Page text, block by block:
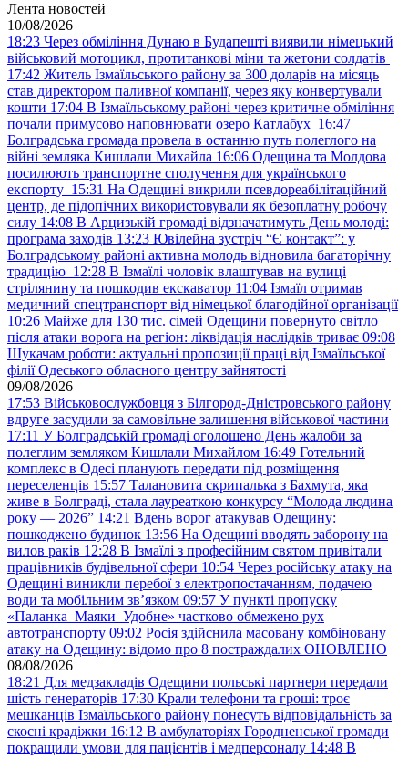
Лента новостей
10/08/2026
18:23 Через обміління Дунаю в Будапешті виявили німецький
військовий мотоцикл, протитанкові міни та жетони солдатів
17:42 Житель Ізмаїльського району за 300 доларів на місяць
став директором паливної компанії, через яку конвертували
кошти 17:04 В Ізмаїльському районі через критичне обміління
почали примусово наповнювати озеро Катлабух 16:47
Болградська громада провела в останню путь полеглого на
війні земляка Кишлали Михайла 16:06 Одещина та Молдова
посилюють транспортне сполучення для українського
експорту 15:31 На Одещині викрили псевдореабілітаційний
центр, де підопічних використовували як безоплатну робочу
силу 14:08 В Арцизькій громаді відзначатимуть День молоді:
програма заходів 13:23 Ювілейна зустріч “Є контакт”: у
Болградському районі активна молодь відновила багаторічну
традицію 12:28 В Ізмаїлі чоловік влаштував на вулиці
стрілянину та пошкодив екскаватор 11:04 Ізмаїл отримав
медичний спецтранспорт від німецької благодійної організації
10:26 Майже для 130 тис. сімей Одещини повернуто світло
після атаки ворога на регіон: ліквідація наслідків триває 09:08
Шукачам роботи: актуальні пропозиції праці від Ізмаїльської
філії Одеського обласного центру зайнятості
09/08/2026
17:53 Військовослужбовця з Білгород-Дністровського району
вдруге засудили за самовільне залишення військової частини
17:11 У Болградській громаді оголошено День жалоби за
полеглим земляком Кишлали Михайлом 16:49 Готельний
комплекс в Одесі планують передати під розміщення
переселенців 15:57 Талановита скрипалька з Бахмута, яка
живе в Болграді, стала лауреаткою конкурсу “Молода людина
року — 2026” 14:21 Вдень ворог атакував Одещину:
пошкоджено будинок 13:56 На Одещині вводять заборону на
вилов раків 12:28 В Ізмаїлі з професійним святом привітали
працівників будівельної сфери 10:54 Через російську атаку на
Одещині виникли перебої з електропостачанням, подачею
води та мобільним звʼязком 09:57 У пункті пропуску
«Паланка–Маяки–Удобне» частково обмежено рух
автотранспорту 09:02 Росія здійснила масовану комбіновану
атаку на Одещину: відомо про 8 постраждалих ОНОВЛЕНО
08/08/2026
18:21 Для медзакладів Одещини польські партнери передали
шість генераторів 17:30 Крали телефони та гроші: троє
мешканців Ізмаїльського району понесуть відповідальність за
скоєні крадіжки 16:12 В амбулаторіях Городненської громади
покращили умови для пацієнтів і медперсоналу 14:48 В